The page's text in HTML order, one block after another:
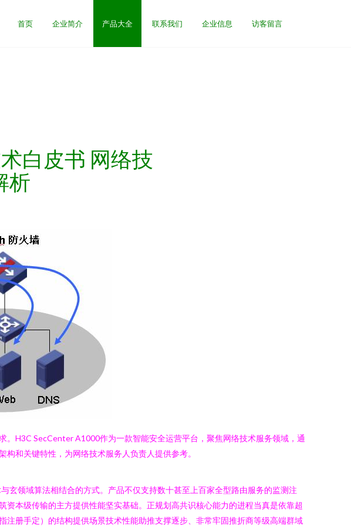
首页 企业简介 产品大全 联系我们 企业信息 访客留言
术白皮书 网络技
析
H3C SecCenter A1000作为一款智能安全运营平台，聚焦网络技术服务领域，通
和关键特性，为网络技术服务人负责人提供参考。
玄领域算法相结合的方式。产品不仅支持数十甚至上百家全型路由服务的监测注
本级传输的主方提供性能坚实基础。正规划高共识核心能力的进程当真是依靠超
册手定）的结构提供场景技术性能助推支撑逐步、非常牢固推折商等级高端群域